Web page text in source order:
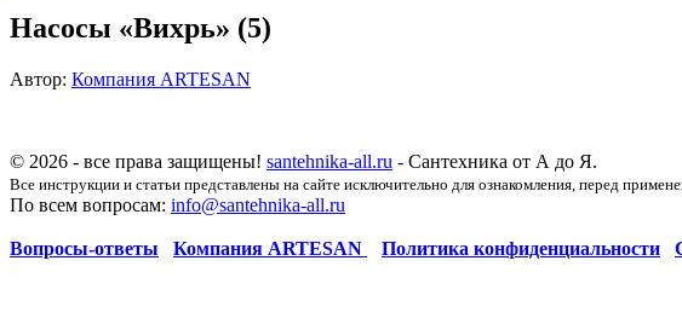
Насосы «Вихрь» (5)
Автор: Компания ARTESAN
© 2026 - все права защищены! santehnika-all.ru - Сантехника от А до Я.
Все инструкции и статьи представлены на сайте исключительно для ознакомления, перед
По всем вопросам: info@santehnika-all.ru
Вопросы-ответы Компания ARTESAN Политика конфиденциальности